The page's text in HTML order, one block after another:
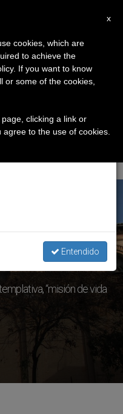
San
Sales’
“misión de vida
×
haremos la pausa
periodo de verano
y también el
Entendido
x
cookies, which are
to achieve the
If you want to know
or some of the cookies,
clicking a link or
to the use of cookies.